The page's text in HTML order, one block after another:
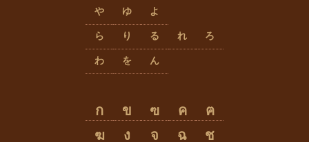
や ゆ よ
ら り る れ ろ
わ を ん
ก ข ฃ ค
ฅ
ฆ
ง จ ฉ
ช